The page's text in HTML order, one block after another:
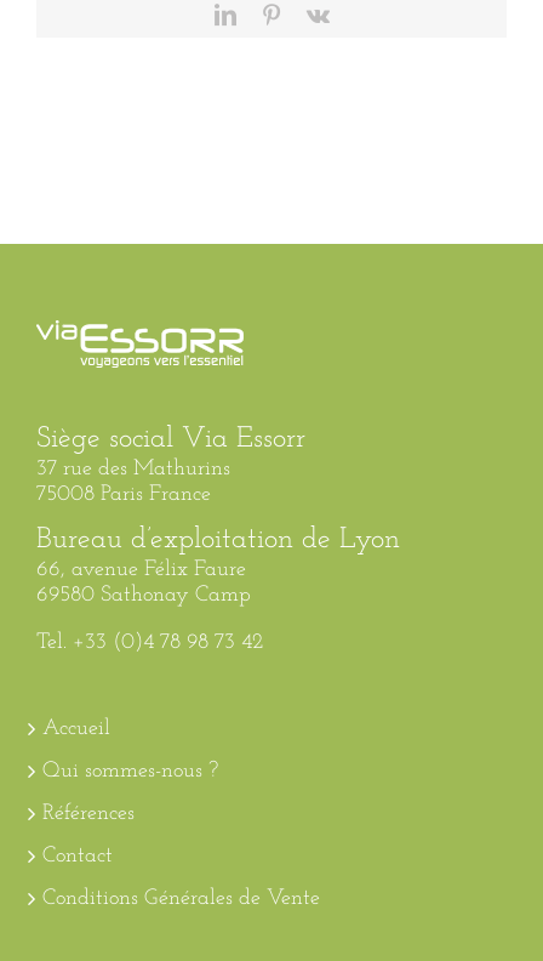
LinkedInPinterest
Vk
Siège social Via Essorr
37 rue des Mathurins
75008 Paris France
Bureau d’exploitation de Lyon
66, avenue Félix Faure
69580 Sathonay Camp
Tel. +33 (0)4 78 98 73 42
Accueil
Qui sommes-nous ?
Références
Contact
Conditions Générales de Vente